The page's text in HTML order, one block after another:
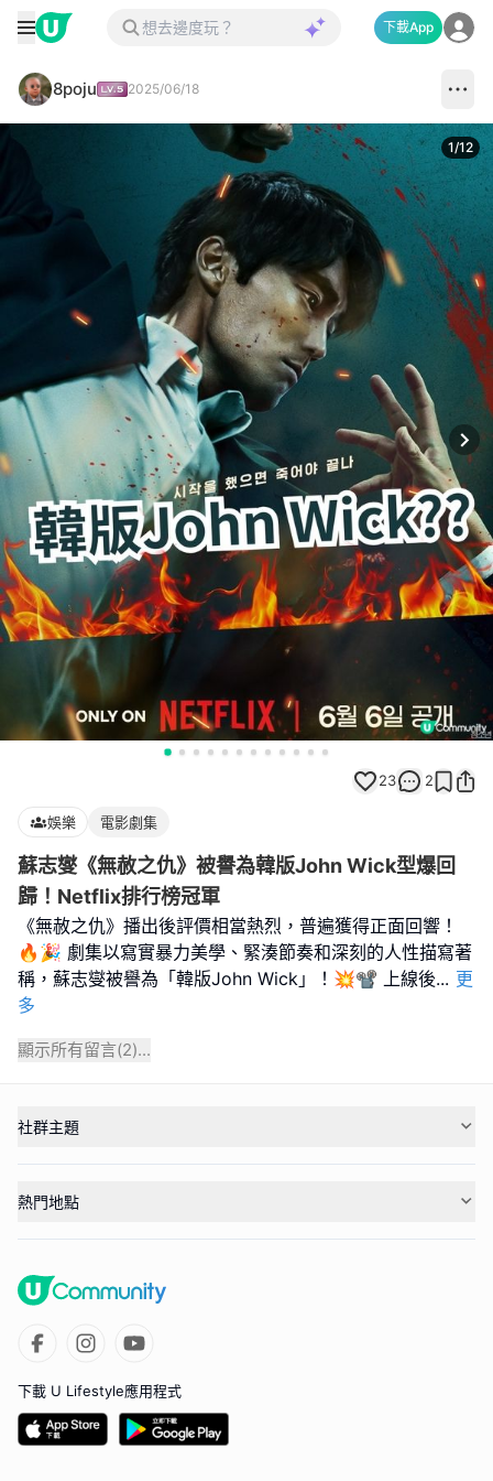
下載App
8poju 2025/06/18
1/12
23 2
娛樂 電影劇集
蘇志燮《無赦之仇》被譽為韓版John Wick型爆回
歸！Netflix排行榜冠軍
《無赦之仇》播出後評價相當熱烈，普遍獲得正面回響！
🔥🎉 劇集以寫實暴力美學、緊湊節奏和深刻的人性描寫著
稱，蘇志燮被譽為「韓版John Wick」！💥📽️ 上線後... 更
多
顯示所有留言(2)...
社群主題
熱門地點
下載 U Lifestyle應用程式